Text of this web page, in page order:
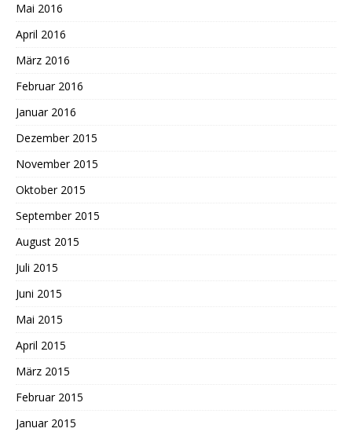
Mai 2016
April 2016
März 2016
Februar 2016
Januar 2016
Dezember 2015
November 2015
Oktober 2015
September 2015
August 2015
Juli 2015
Juni 2015
Mai 2015
April 2015
März 2015
Februar 2015
Januar 2015